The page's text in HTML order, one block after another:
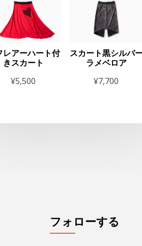
レアーハート付
きスカート
¥5,500
スカート黒シルバ
ラメベロア
¥7,700
フォローする